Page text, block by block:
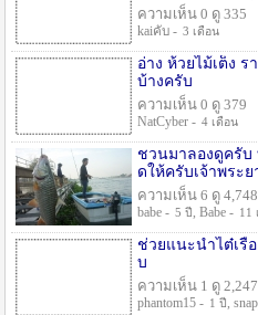
ความเห็น 0 ดู 335
kaiคับ - 3 เดือน
อ่าง ห้วยไม้เต็ง
บ้างครับ
ความเห็น 0 ดู 379
NatCyber - 4 เดือน
ชวนมาลองดูครับ
ดให้ครับเจ้าพระ
ความเห็น 6 ดู 4,748
babe - 5 ปี , Babe - 11
ช่วยแนะนำไต๋เรื
บ
ความเห็น 1 ดู 2,247
phantom15 - 1 ปี ,